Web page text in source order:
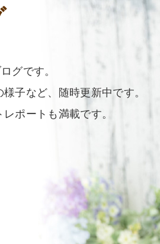
グです。
子など、随時更新中です。
ポートも満載です。